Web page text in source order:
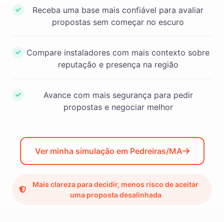
Receba uma base mais confiável para avaliar
propostas sem começar no escuro
Compare instaladores com mais contexto sobre
reputação e presença na região
Avance com mais segurança para pedir
propostas e negociar melhor
Ver minha simulação em Pedreiras/MA
Mais clareza para decidir, menos risco de aceitar
uma proposta desalinhada